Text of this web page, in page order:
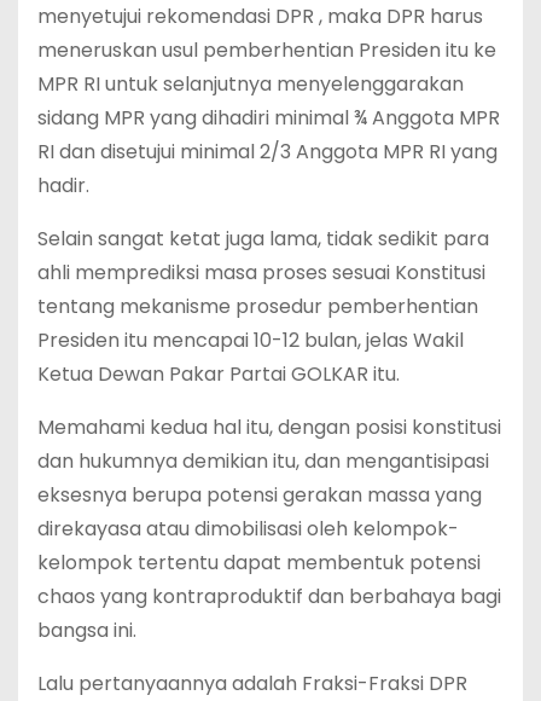
menyetujui rekomendasi DPR , maka DPR harus
meneruskan usul pemberhentian Presiden itu ke
MPR RI untuk selanjutnya menyelenggarakan
sidang MPR yang dihadiri minimal ¾ Anggota MPR
RI dan disetujui minimal 2/3 Anggota MPR RI yang
hadir.
Selain sangat ketat juga lama, tidak sedikit para
ahli memprediksi masa proses sesuai Konstitusi
tentang mekanisme prosedur pemberhentian
Presiden itu mencapai 10-12 bulan, jelas Wakil
Ketua Dewan Pakar Partai GOLKAR itu.
Memahami kedua hal itu, dengan posisi konstitusi
dan hukumnya demikian itu, dan mengantisipasi
eksesnya berupa potensi gerakan massa yang
direkayasa atau dimobilisasi oleh kelompok-
kelompok tertentu dapat membentuk potensi
chaos yang kontraproduktif dan berbahaya bagi
bangsa ini.
Lalu pertanyaannya adalah Fraksi-Fraksi DPR